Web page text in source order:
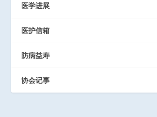
医学进展
医护信箱
防病益寿
协会记事